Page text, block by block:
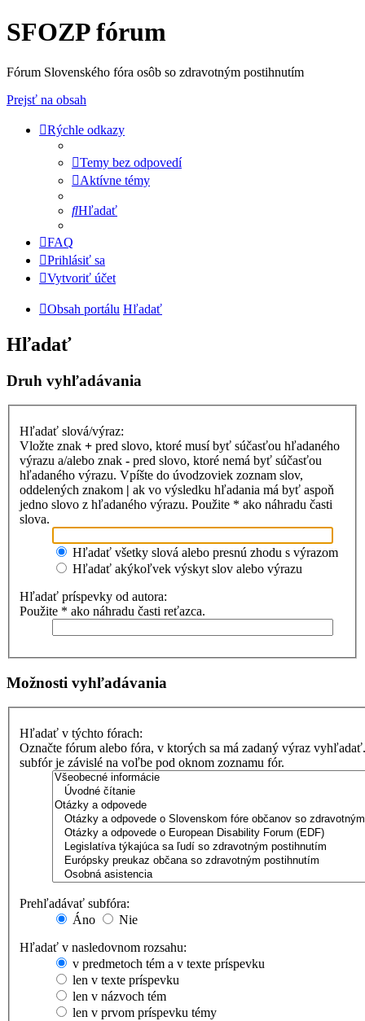
SFOZP fórum
Fórum Slovenského fóra osôb so zdravotným postihnutím
Prejsť na obsah
Rýchle odkazy
Temy bez odpovedí
Aktívne témy
Hľadať
FAQ
Prihlásiť sa
Vytvoriť účet
Obsah portálu Hľadať
Hľadať
Druh vyhľadávania
Hľadať slová/výraz:
Vložte znak + pred slovo, ktoré musí byť súčasťou hľadaného
výrazu a/alebo znak - pred slovo, ktoré nemá byť súčasťou
hľadaného výrazu. Vpíšte do úvodzoviek zoznam slov,
oddelených znakom | ak vo výsledku hľadania má byť aspoň
jedno slovo z hľadaného výrazu. Použite * ako náhradu časti
slova.
Hľadať všetky slová alebo presnú zhodu s výrazom
Hľadať akýkoľvek výskyt slov alebo výrazu
Hľadať príspevky od autora:
Použite * ako náhradu časti reťazca.
Možnosti vyhľadávania
Hľadať v týchto fórach:
Označte fórum alebo fóra, v ktorých sa má zadaný výraz
subfór je závislé na voľbe pod oknom zoznamu fór.
Prehľadávať subfóra:
Áno
Nie
Hľadať v nasledovnom rozsahu:
v predmetoch tém a v texte príspevku
len v texte príspevku
len v názvoch tém
len v prvom príspevku témy